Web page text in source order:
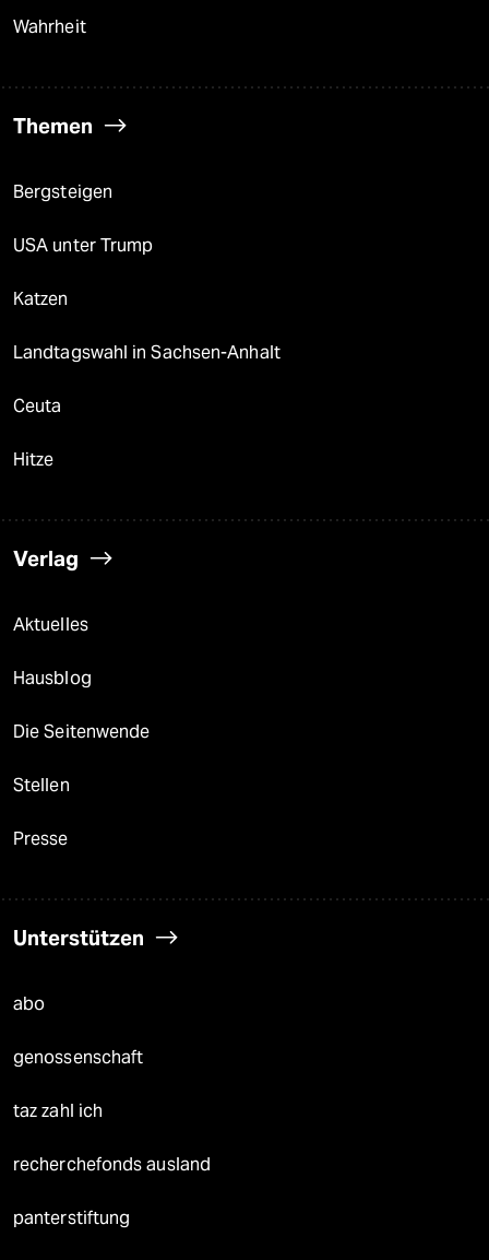
Wahrheit
Themen
Bergsteigen
USA unter Trump
Katzen
Landtagswahl in Sachsen-Anhalt
Ceuta
Hitze
Verlag
Aktuelles
Hausblog
Die Seitenwende
Stellen
Presse
Unterstützen
abo
genossenschaft
taz zahl ich
recherchefonds ausland
panterstiftung